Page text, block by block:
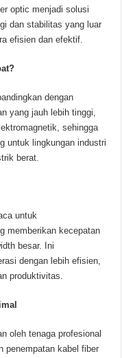
optic menjadi solusi
dan stabilitas yang luar
efisien dan efektif.
dengan
yang jauh lebih tinggi,
sehingga
untuk lingkungan industri
berat.
untuk
memberikan kecepatan
besar. Ini
dengan lebih efisien,
produktivitas.
oleh tenaga profesional
penempatan kabel fiber